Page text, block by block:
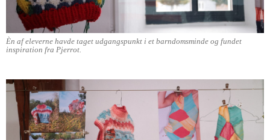
Èn af eleverne havde taget udgangspunkt i et barndomsminde og fundet
inspiration fra Pjerrot.